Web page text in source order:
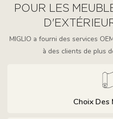
POUR LES
MIGLIO a fourni des services
à des clients de plus
Choix Des